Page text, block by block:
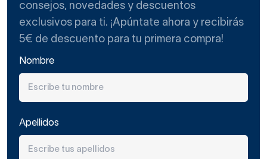
consejos, novedades y descuentos
exclusivos para ti. ¡Apúntate ahora y recibirás
5€ de descuento para tu primera compra!
Nombre
Apellidos